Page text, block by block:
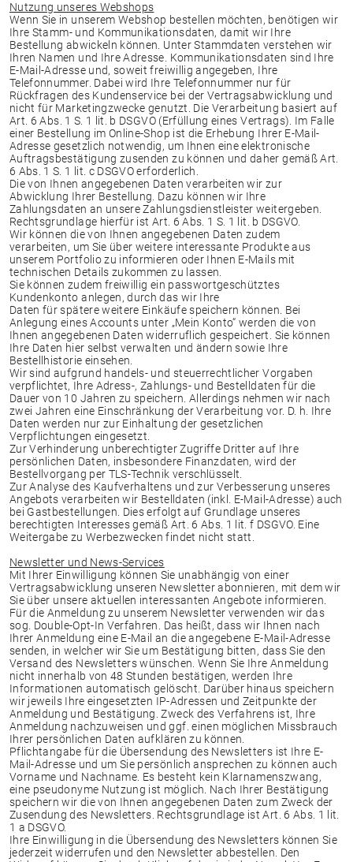
Nutzung unseres Webshops
Wenn Sie in unserem Webshop bestellen möchten, benötigen wir
Ihre Stamm- und Kommunikationsdaten, damit wir Ihre
Bestellung abwickeln können. Unter Stammdaten verstehen wir
Ihren Namen und Ihre Adresse. Kommunikationsdaten sind Ihre
E-Mail-Adresse und, soweit freiwillig angegeben, Ihre
Telefonnummer. Dabei wird Ihre Telefonnummer nur für
Rückfragen des Kundenservice bei der Vertragsabwicklung und
nicht für Marketingzwecke genutzt. Die Verarbeitung basiert auf
Art. 6 Abs. 1 S. 1 lit. b DSGVO (Erfüllung eines Vertrags). Im Falle
einer Bestellung im Online-Shop ist die Erhebung Ihrer E-Mail-
Adresse gesetzlich notwendig, um Ihnen eine elektronische
Auftragsbestätigung zusenden zu können und daher gemäß Art.
6 Abs. 1 S. 1 lit. c DSGVO erforderlich.
Die von Ihnen angegebenen Daten verarbeiten wir zur
Abwicklung Ihrer Bestellung. Dazu können wir Ihre
Zahlungsdaten an unsere Zahlungsdienstleister weitergeben.
Rechtsgrundlage hierfür ist Art. 6 Abs. 1 S. 1 lit. b DSGVO.
Wir können die von Ihnen angegebenen Daten zudem
verarbeiten, um Sie über weitere interessante Produkte aus
unserem Portfolio zu informieren oder Ihnen E-Mails mit
technischen Details zukommen zu lassen.
Sie können zudem freiwillig ein passwortgeschütztes
Kundenkonto anlegen, durch das wir Ihre
Daten für spätere weitere Einkäufe speichern können. Bei
Anlegung eines Accounts unter „Mein Konto“ werden die von
Ihnen angegebenen Daten widerruflich gespeichert. Sie können
Ihre Daten hier selbst verwalten und ändern sowie Ihre
Bestellhistorie einsehen.
Wir sind aufgrund handels- und steuerrechtlicher Vorgaben
verpflichtet, Ihre Adress-, Zahlungs- und Bestelldaten für die
Dauer von 10 Jahren zu speichern. Allerdings nehmen wir nach
zwei Jahren eine Einschränkung der Verarbeitung vor. D. h. Ihre
Daten werden nur zur Einhaltung der gesetzlichen
Verpflichtungen eingesetzt.
Zur Verhinderung unberechtigter Zugriffe Dritter auf Ihre
persönlichen Daten, insbesondere Finanzdaten, wird der
Bestellvorgang per TLS-Technik verschlüsselt.
Zur Analyse des Kaufverhaltens und zur Verbesserung unseres
Angebots verarbeiten wir Bestelldaten (inkl. E-Mail-Adresse) auch
bei Gastbestellungen. Dies erfolgt auf Grundlage unseres
berechtigten Interesses gemäß Art. 6 Abs. 1 lit. f DSGVO. Eine
Weitergabe zu Werbezwecken findet nicht statt.
Newsletter und News-Services
Mit Ihrer Einwilligung können Sie unabhängig von einer
Vertragsabwicklung unseren Newsletter abonnieren, mit dem wir
Sie über unsere aktuellen interessanten Angebote informieren.
Für die Anmeldung zu unserem Newsletter verwenden wir das
sog. Double-Opt-In Verfahren. Das heißt, dass wir Ihnen nach
Ihrer Anmeldung eine E-Mail an die angegebene E-Mail-Adresse
senden, in welcher wir Sie um Bestätigung bitten, dass Sie den
Versand des Newsletters wünschen. Wenn Sie Ihre Anmeldung
nicht innerhalb von 48 Stunden bestätigen, werden Ihre
Informationen automatisch gelöscht. Darüber hinaus speichern
wir jeweils Ihre eingesetzten IP-Adressen und Zeitpunkte der
Anmeldung und Bestätigung. Zweck des Verfahrens ist, Ihre
Anmeldung nachzuweisen und ggf. einen möglichen Missbrauch
Ihrer persönlichen Daten aufklären zu können.
Pflichtangabe für die Übersendung des Newsletters ist Ihre E-
Mail-Adresse und um Sie persönlich ansprechen zu können auch
Vorname und Nachname. Es besteht kein Klarnamenszwang,
eine pseudonyme Nutzung ist möglich. Nach Ihrer Bestätigung
speichern wir die von Ihnen angegebenen Daten zum Zweck der
Zusendung des Newsletters. Rechtsgrundlage ist Art. 6 Abs. 1 lit.
1 a DSGVO.
Ihre Einwilligung in die Übersendung des Newsletters können Sie
jederzeit widerrufen und den Newsletter abbestellen. Den